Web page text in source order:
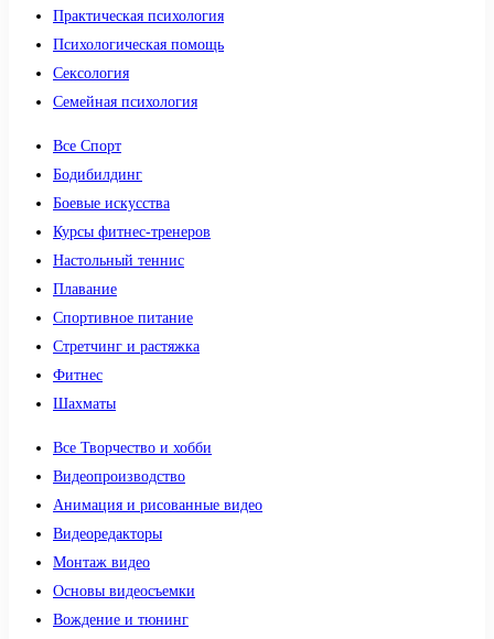
Практическая психология
Психологическая помощь
Сексология
Семейная психология
Все Спорт
Бодибилдинг
Боевые искусства
Курсы фитнес-тренеров
Настольный теннис
Плавание
Спортивное питание
Стретчинг и растяжка
Фитнес
Шахматы
Все Творчество и хобби
Видеопроизводство
Анимация и рисованные видео
Видеоредакторы
Монтаж видео
Основы видеосъемки
Вождение и тюнинг